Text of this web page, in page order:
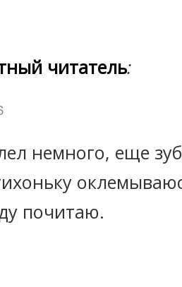
читатель:
немного, еще
почитаю.